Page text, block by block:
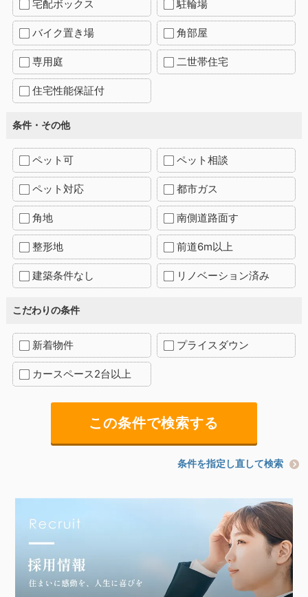
宅配ボックス 駐輪場
バイク置き場 角部屋
専用庭 二世帯住宅
住宅性能保証付
条件・その他
ペット可 ペット相談
ペット対応 都市ガス
角地 南側道路面す
整形地 前道6m以上
建築条件なし リノベーション済み
こだわりの条件
新着物件 プライスダウン
カースペース2台以上
条件を指定し直して検索